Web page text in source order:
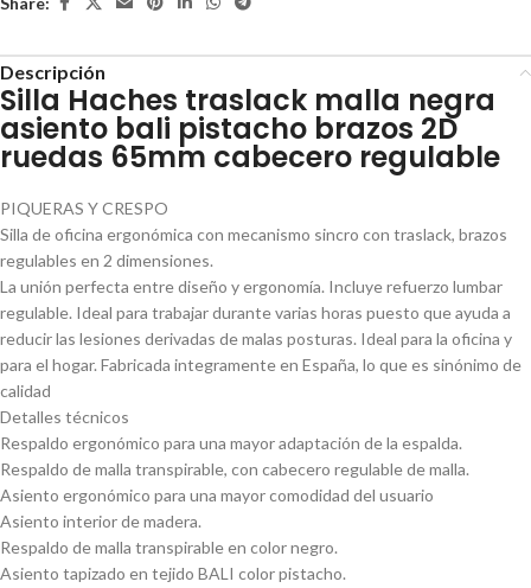
Descripción
Silla Haches traslack malla negra
asiento bali pistacho brazos 2D
ruedas 65mm cabecero regulable
PIQUERAS Y CRESPO
Silla de oficina ergonómica con mecanismo sincro con traslack, brazos
regulables en 2 dimensiones.
La unión perfecta entre diseño y ergonomía. Incluye refuerzo lumbar
regulable. Ideal para trabajar durante varias horas puesto que ayuda a
reducir las lesiones derivadas de malas posturas. Ideal para la oficina y
para el hogar. Fabricada integramente en España, lo que es sinónimo de
calidad
Detalles técnicos
Respaldo ergonómico para una mayor adaptación de la espalda.
Respaldo de malla transpirable, con cabecero regulable de malla.
Asiento ergonómico para una mayor comodidad del usuario
Asiento interior de madera.
Respaldo de malla transpirable en color negro.
Asiento tapizado en tejido BALI color pistacho.